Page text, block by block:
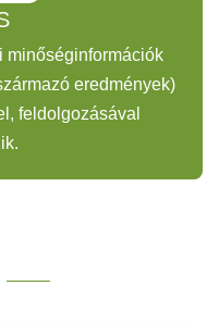
minőséginformációk
eredmények)
feldolgozásával